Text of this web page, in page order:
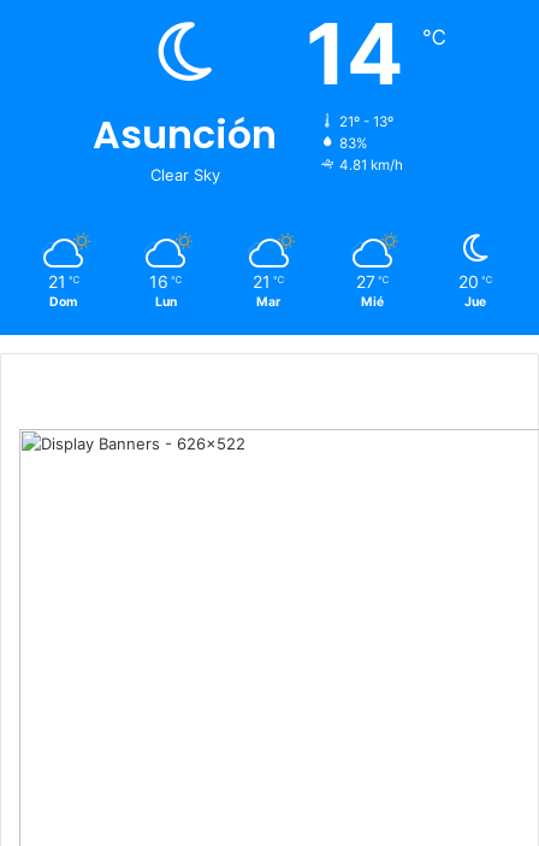
Asunción
Clear Sky
14 ℃
21º - 13º
83%
4.81 km/h
21 ℃
Dom
16 ℃
Lun
21 ℃
Mar
27 ℃
Mié
20 ℃
Jue